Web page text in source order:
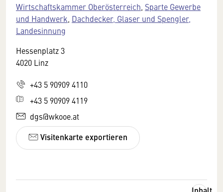
Wirtschaftskammer Oberösterreich Sparte Gewerbe
und Handwerk Dachdecker, Glaser und Spengler,
Landesinnung
Hessenplatz 3
4020 Linz
+43 5 90909 4110
+43 5 90909 4119
dgs@wkooe.at
Visitenkarte exportieren